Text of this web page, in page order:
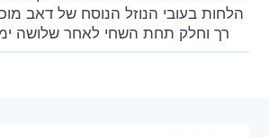
הלחות בעובי הנוזל הנוסח של דאב
רך וחלק תחת השחי לאחר שלושה